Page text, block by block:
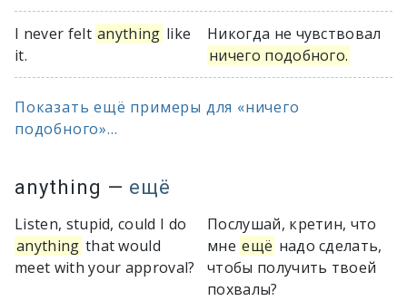
I never felt anything like
it.
Никогда не чувствовал
ничего подобного.
Показать ещё примеры для «ничего
подобного»...
anything — ещё
Listen, stupid, could I do
anything that would
meet with your approval?
Послушай, кретин, что
мне ещё надо сделать,
чтобы получить твоей
похвалы?